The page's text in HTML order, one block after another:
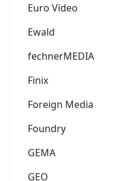
Euro Video
Ewald
fechnerMEDIA
Finix
Foreign Media
Foundry
GEMA
GEO